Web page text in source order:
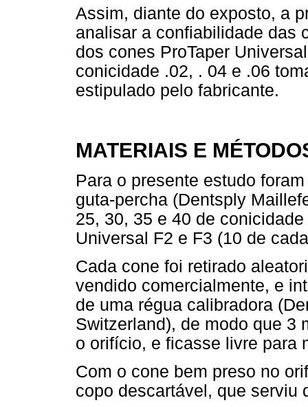
Assim, diante do exposto, a
analisar a confiabilidade das
dos cones ProTaper
conicidade .02, . 04 e .06
estipulado pelo fabricante.
MATERIAIS E
Para o presente estudo
guta-percha (Dentsply
25, 30, 35 e 40 de
Universal F2 e F3 (10 de
Cada cone foi retirado
vendido comercialmente, e
de uma régua calibradora
Switzerland), de modo que 3
o orifício, e ficasse livre para
Com o cone bem preso no
copo descartável, que serviu